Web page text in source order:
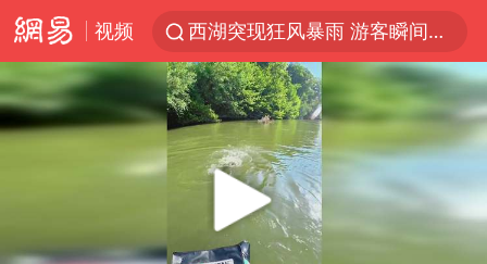
视频
西湖突现狂风暴雨 游客瞬间被浇透
金饰克价一夜涨回1300元
新疆景区自驾服务费改为按车收费
视频丨中国东方电气集团原党组副书记、董事宋致远被查
梁家辉：到内地拍戏不是北上是回归
白海豚将正面袭击贯穿浙江